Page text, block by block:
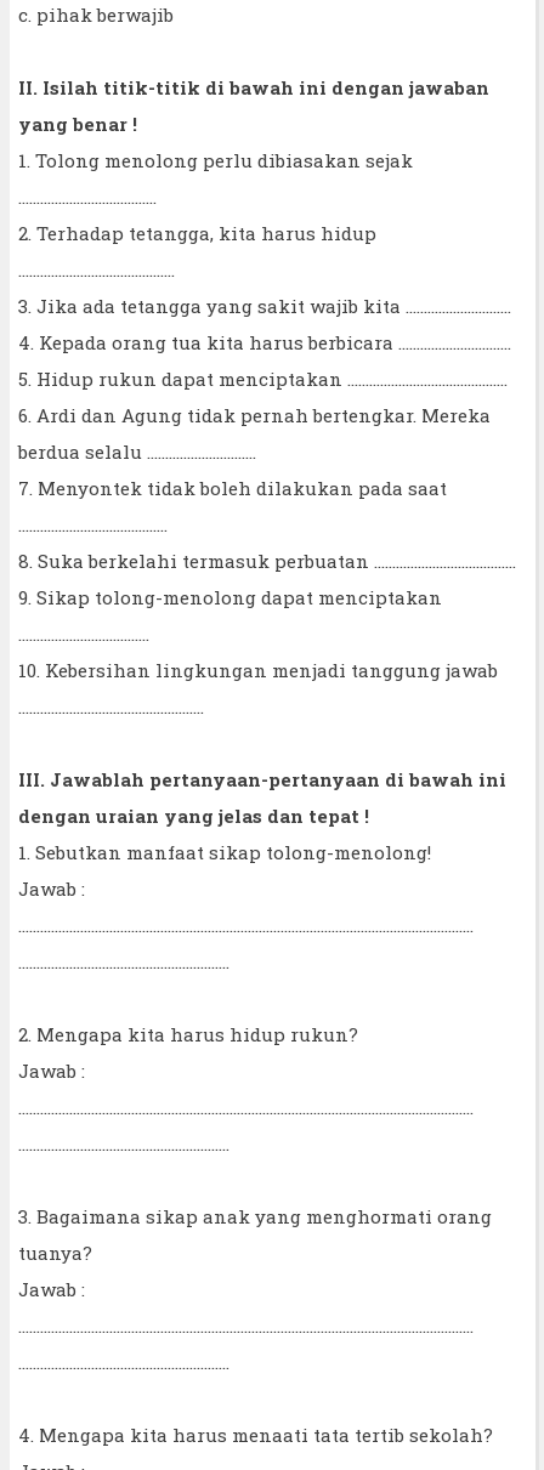
c. pihak berwajib
II. Isilah titik-titik di bawah ini dengan jawaban
yang benar !
1. Tolong menolong perlu dibiasakan sejak
2. Terhadap tetangga, kita harus hidup
3. Jika ada tetangga yang sakit wajib kita .............................
4. Kepada orang tua kita harus berbicara ...............................
5. Hidup rukun dapat menciptakan ............................................
6. Ardi dan Agung tidak pernah bertengkar. Mereka
berdua selalu ..............................
7. Menyontek tidak boleh dilakukan pada saat
8. Suka berkelahi termasuk perbuatan .......................................
9. Sikap tolong-menolong dapat menciptakan
10. Kebersihan lingkungan menjadi tanggung jawab
III. Jawablah pertanyaan-pertanyaan di bawah ini
dengan uraian yang jelas dan tepat !
1. Sebutkan manfaat sikap tolong-menolong!
Jawab :
2. Mengapa kita harus hidup rukun?
Jawab :
3. Bagaimana sikap anak yang menghormati orang
tuanya?
Jawab :
4. Mengapa kita harus menaati tata tertib sekolah?